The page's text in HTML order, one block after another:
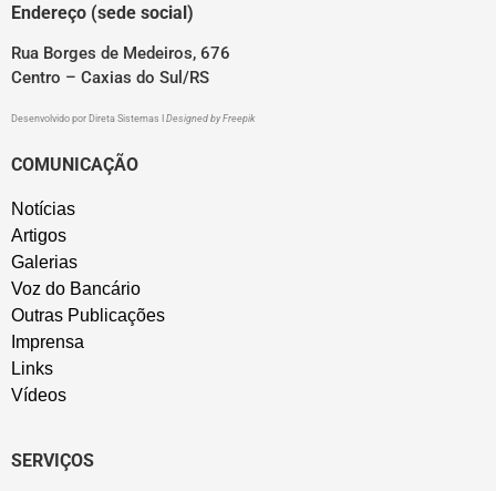
Endereço (sede social)
Rua Borges de Medeiros, 676
Centro – Caxias do Sul/RS
Desenvolvido por Direta Sistemas Designed by Freepik
COMUNICAÇÃO
Notícias
Artigos
Galerias
Voz do Bancário
Outras Publicações
Imprensa
Links
Vídeos
SERVIÇOS